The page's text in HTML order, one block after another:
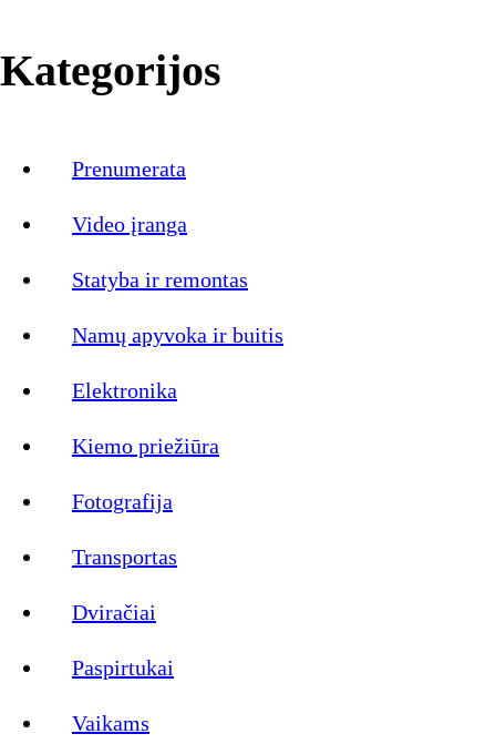
Kategorijos
Prenumerata
Video įranga
Statyba ir remontas
Namų apyvoka ir buitis
Elektronika
Kiemo priežiūra
Fotografija
Transportas
Dviračiai
Paspirtukai
Vaikams